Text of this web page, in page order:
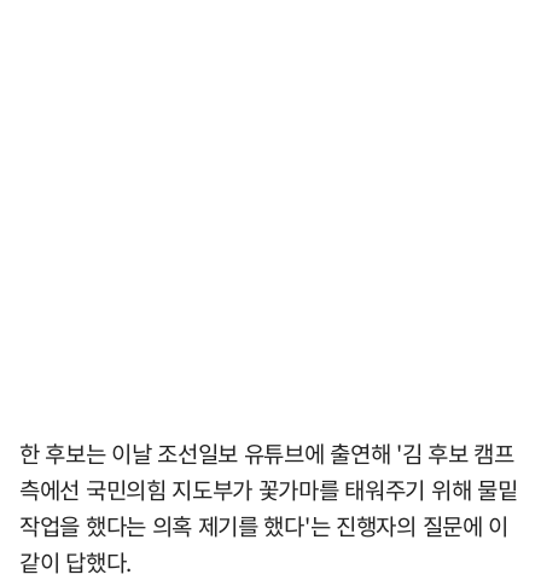
한 후보는 이날 조선일보 유튜브에 출연해 '김 후보 캠프
측에선 국민의힘 지도부가 꽃가마를 태워주기 위해 물밑
작업을 했다는 의혹 제기를 했다'는 진행자의 질문에 이
같이 답했다.